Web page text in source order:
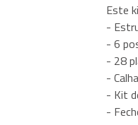
Este
-
- 6
- 28
-
- Kit
-